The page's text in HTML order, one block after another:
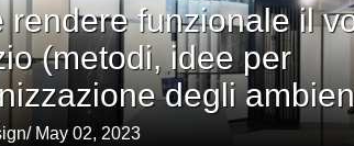
rendere funzionale il
(metodi, idee per
degli
/ May 02, 2023